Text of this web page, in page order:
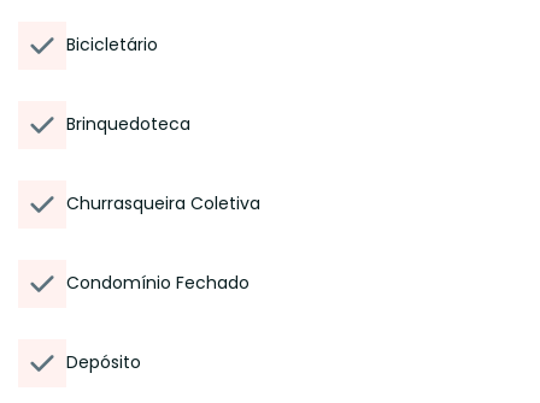
Bicicletário
Brinquedoteca
Churrasqueira Coletiva
Condomínio Fechado
Depósito